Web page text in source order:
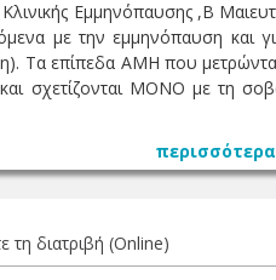
Εμμηνόπαυσης ,Β
με την εμμηνόπαυση
Τα επίπεδα ΑΜΗ που
σχετίζονται ΜΟΝΟ με τη
περισσότερα
τη διατριβή (Online)